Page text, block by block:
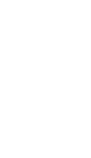
Equidad,
Ciencia
NOTICIAS Y